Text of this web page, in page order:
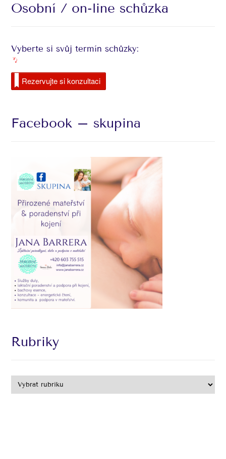
Osobní / on-line schůzka
Vyberte si svůj termín schůzky:
Rezervujte si konzultaci
Facebook – skupina
Rubriky